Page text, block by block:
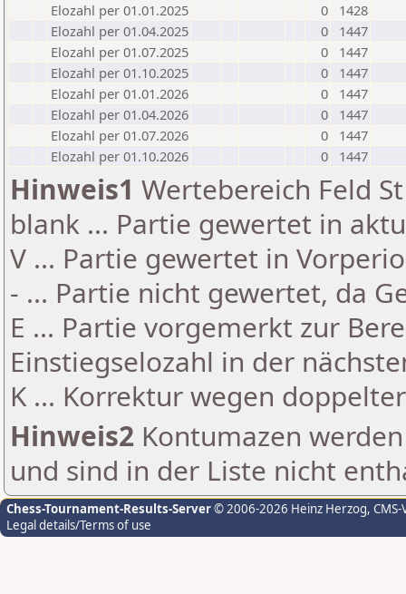
Elozahl per 01.01.2025
0
1428
Elozahl per 01.04.2025
0
1447
Elozahl per 01.07.2025
0
1447
Elozahl per 01.10.2025
0
1447
Elozahl per 01.01.2026
0
1447
Elozahl per 01.04.2026
0
1447
Elozahl per 01.07.2026
0
1447
Elozahl per 01.10.2026
0 1447
Hinweis1 Wertebereich Feld
blank ... Partie gewertet in
V ... Partie gewertet in
- ... Partie nicht gewertet, da
E ... Partie vorgemerkt zur
Einstiegselozahl in der
K ... Korrektur wegen
Hinweis2 Kontumazen
und sind in der Liste nicht
Chess-Tournament-Results-Server© 2006-2026 Heinz Herzog,
Legal details/Terms of use